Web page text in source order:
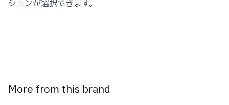
ションが選択できます。
More from this brand